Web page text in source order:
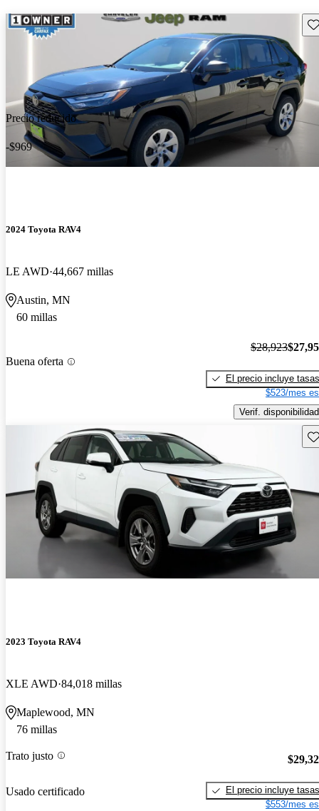
Precio reducido
-$969
2024 Toyota RAV4
LE AWD 44,667 millas
Austin, MN
60 millas
Buena oferta
$28,923
El precio incluye tasas
$523/mes
Verif. disponibilidad
2023 Toyota RAV4
XLE AWD 84,018 millas
Maplewood, MN
76 millas
Trato justo
Usado certificado
El precio incluye tasas
$553/mes